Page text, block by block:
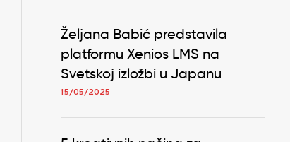
Željana Babić predstavila
platformu Xenios LMS na
Svetskoj izložbi u Japanu
15/05/2025